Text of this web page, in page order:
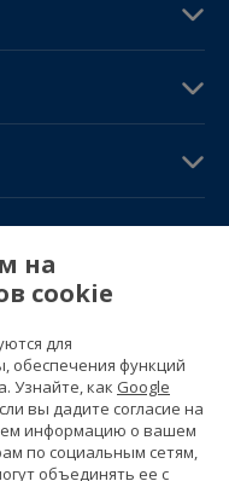
на
cookie
для
обеспечения функций
Узнайте, как Google
вы дадите согласие на
информацию о вашем
по социальным сетям,
объединять ее с